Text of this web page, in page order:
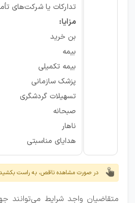
تدارکات یا شرکت‌های
مزایا:
بن خرید
بیمه
بیمه تکمیلی
پزشک سازمانی
تسهیلات گردشگری
صبحانه
ناهار
هدایای مناسبتی
در صورت مشاهده ناقص، به راست
متقاضیان واجد شرایط می‌توانند